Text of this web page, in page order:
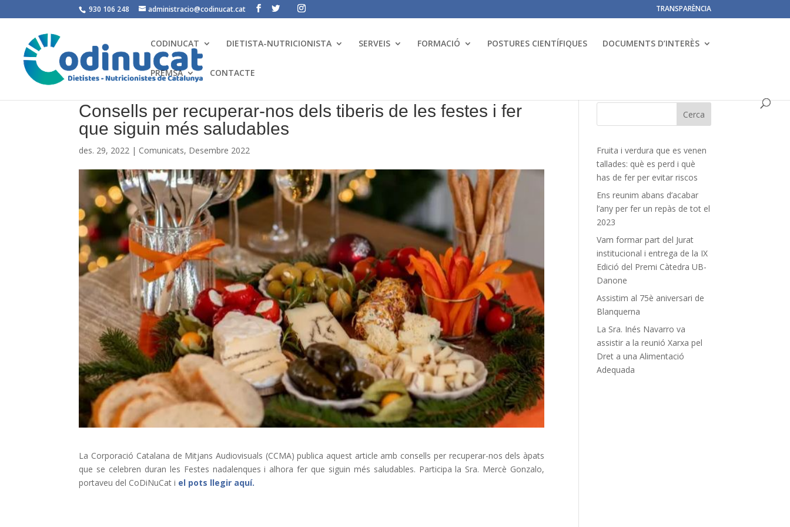
930 106 248 administracio@codinucat.cat TRANSPARÈNCIA
CODINUCAT DIETISTA-NUTRICIONISTA SERVEIS FORMACIÓ POSTURES CIENTÍFIQUES DOCUMENTS D’INTERÈS
PREMSA CONTACTE
Consells per recuperar-nos dels tiberis de les festes i fer
que siguin més saludables
des. 29, 2022 | Comunicats, Desembre 2022
La Corporació Catalana de Mitjans Audiovisuals (CCMA) publica aquest article amb consells per recuperar-nos dels àpats
que se celebren duran les Festes nadalenques i alhora fer que siguin més saludables. Participa la Sra. Mercè Gonzalo,
portaveu del CoDiNuCat i el pots llegir aquí.
Fruita i verdura que es venen
tallades: què es perd i què
has de fer per evitar riscos
Ens reunim abans d’acabar
l’any per fer un repàs de tot el
2023
Vam formar part del Jurat
institucional i entrega de la IX
Edició del Premi Càtedra UB-
Danone
Assistim al 75è aniversari de
Blanquerna
La Sra. Inés Navarro va
assistir a la reunió Xarxa pel
Dret a una Alimentació
Adequada